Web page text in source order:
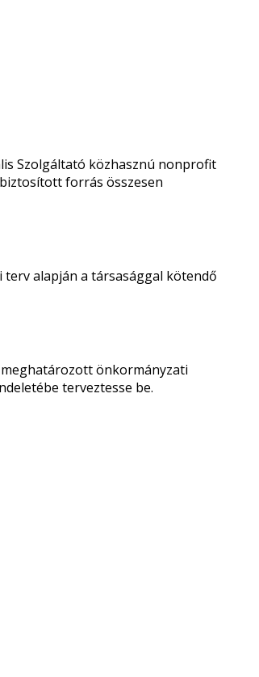
Szolgáltató közhasznú nonprofit
forrás összesen
alapján a társasággal kötendő
önkormányzati
terveztesse be.